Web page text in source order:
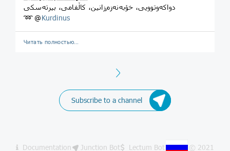
دواکەوتوویی، خۆبەنەزم‌زانین، کاڵفامی، بیرتەسکی
➿ @Kurdinus
Читать полностью…
Next
Subscribe to a channel
Documentation Junction Bot Lectum Bot © 2021